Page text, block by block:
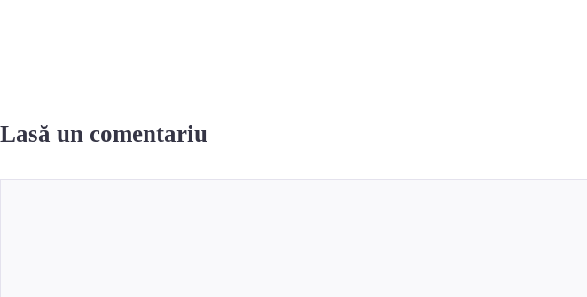
Lasă un comentariu